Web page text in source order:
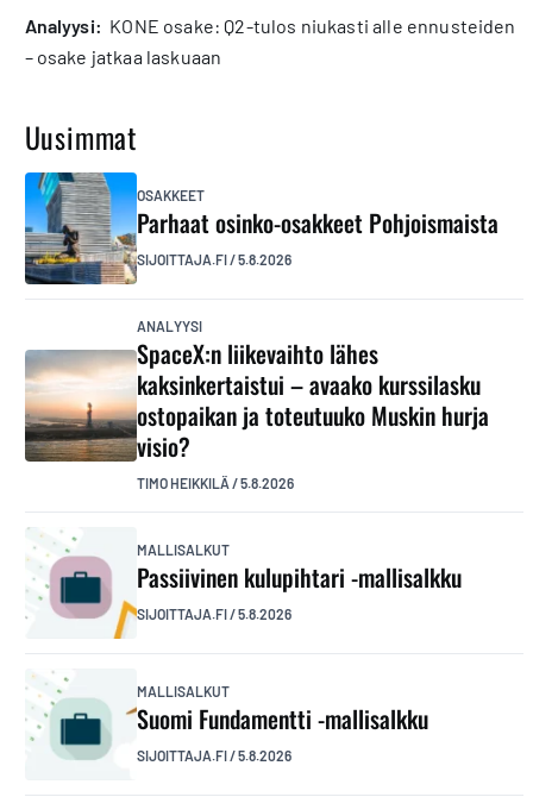
analyysi: KONE osake: Q2-tulos niukasti alle ennusteiden
– osake jatkaa laskuaan
Uusimmat
OSAKKEET
Parhaat osinko-osakkeet Pohjoismaista
SIJOITTAJA.FI/5.8.2026
ANALYYSI
SpaceX:n liikevaihto lähes
kaksinkertaistui – avaako kurssilasku
ostopaikan ja toteutuuko Muskin hurja
visio?
TIMO HEIKKILÄ /5.8.2026
MALLISALKUT
Passiivinen kulupihtari -mallisalkku
SIJOITTAJA.FI/5.8.2026
MALLISALKUT
Suomi Fundamentti -mallisalkku
SIJOITTAJA.FI/5.8.2026